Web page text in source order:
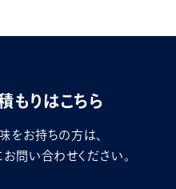
もりはこちら
をお持ちの方は、
問い合わせください。